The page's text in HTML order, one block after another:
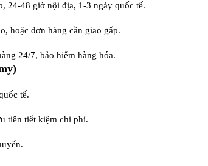
24-48 giờ nội địa, 1-3 ngày quốc tế.
hoặc đơn hàng cần giao gấp.
24/7, bảo hiểm hàng hóa.
tế.
tiên tiết kiệm chi phí.